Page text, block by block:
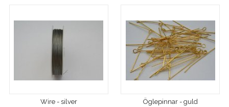
Wire - silver Öglepinnar - guld